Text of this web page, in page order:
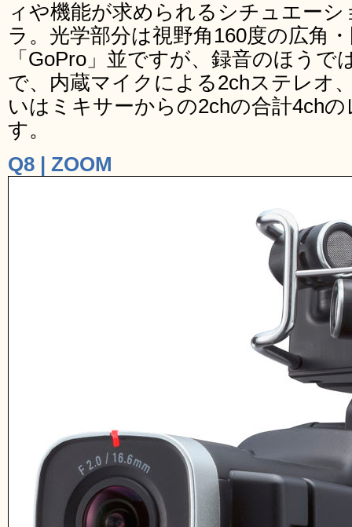
ィや機能が求められるシチュエー
ラ。光学部分は視野角160度の広角
「GoPro」並ですが、録音のほうで
で、内蔵マイクによる2chステレオ
いはミキサーからの2chの合計4ch
す。
Q8 | ZOOM